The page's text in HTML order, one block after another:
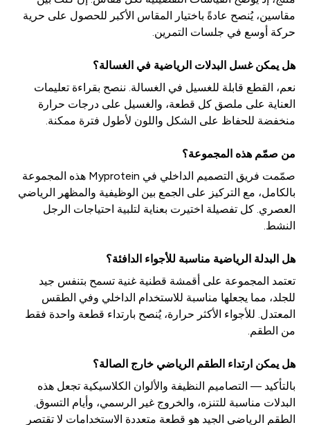
مقاسين، يُنصح عادةً باختيار المقاس الأكبر للحصول على حرية
حركة أوسع في جلسات التمرين.
هل يمكن غسل البدلات الرياضية في الغسالة؟
نعم، القطع قابلة للغسيل في الغسالة. ننصح بقراءة تعليمات
العناية على ملصق كل قطعة، والغسيل على درجات حرارة
منخفضة للحفاظ على الشكل واللون لأطول فترة ممكنة.
من صمّم هذه المجموعة؟
صمّمت فريق التصميم الداخلي في Myprotein هذه المجموعة
بالكامل، مع التركيز على الجمع بين الوظيفية والمظهر الرياضي
العصري. كل تفصيلة اختيرت بعناية لتلبية احتياجات الرجل
النشط.
هل البدلة الرياضية مناسبة للأجواء الدافئة؟
تعتمد المجموعة على أقمشة قطنية غنية تسمح بتنفس جيد
للجلد، مما يجعلها مناسبة للاستخدام الداخلي وفي الطقس
المعتدل. للأجواء الأكثر حرارة، يُنصح بارتداء قطعة واحدة فقط
من الطقم.
هل يمكن ارتداء الطقم الرياضي خارج الصالة؟
بالتأكيد — التصاميم النظيفة والألوان الكلاسيكية تجعل هذه
البدلات مناسبة للتنزه، والخروج غير الرسمي، وأيام التسوق.
الطقم الرياضي الجيد هو قطعة متعددة الاستخدامات لا تقتصر